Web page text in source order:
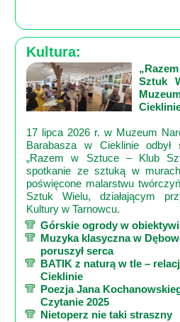
Kultura:
Sztuk
17 lipca 2026 r. w Muzeum
Barabasza w Cieklinie
„Razem w Sztuce – Klub
spotkanie ze sztuką w
poświęcone malarstwu
Sztuk Wielu, działającym
Kultury w Tarnowcu.
Górskie ogrody w
Muzyka klasyczna w
poruszył serca
BATIK z naturą w tle –
Cieklinie
Poezja Jana
Czytanie 2025
Nietoperz nie taki straszny